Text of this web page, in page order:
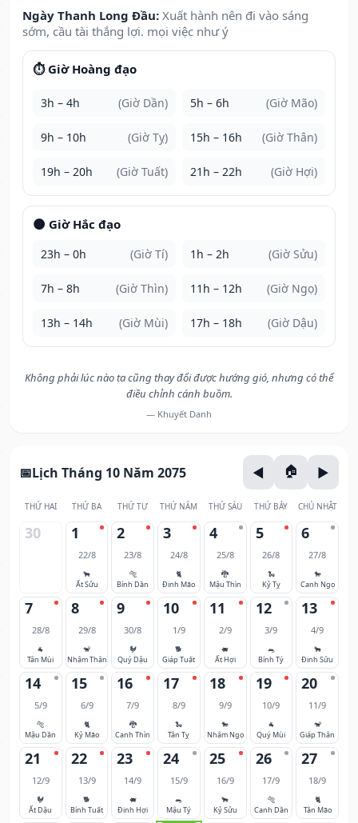
Ngày Thanh Long Đầu: Xuất hành nên đi vào sáng
sớm, cầu tài thắng lợi. mọi việc như ý
⏱️ Giờ Hoàng đạo
3h – 4h (Giờ Dần) 5h – 6h (Giờ Mão)
9h – 10h (Giờ Tỵ) 15h – 16h (Giờ Thân)
19h – 20h (Giờ Tuất) 21h – 22h (Giờ Hợi)
🌑 Giờ Hắc đạo
23h – 0h (Giờ Tí) 1h – 2h (Giờ Sửu)
7h – 8h (Giờ Thìn) 11h – 12h (Giờ Ngọ)
13h – 14h (Giờ Mùi) 17h – 18h (Giờ Dậu)
Không phải lúc nào ta cũng thay đổi được hướng gió, nhưng có thể
điều chỉnh cánh buồm.
— Khuyết Danh
Lịch Tháng 10 Năm 2075
THỨ HAI THỨ BA THỨ TƯ THỨ NĂM THỨ SÁU THỨ BẢY CHỦ NHẬT
30 1
22/8
🐂
Ất Sửu
2
23/8
🐅
Bính Dần
3
24/8
🐈
Đinh Mão
4
25/8
🐉
Mậu Thìn
5
26/8
🐍
Kỷ Tỵ
6
27/8
🐎
Canh Ngọ
7
28/8
🐐
Tân Mùi
8
29/8
🐒
Nhâm Thân
9
30/8
🐓
Quý Dậu
10
1/9
🐕
Giáp Tuất
11
2/9
🐖
Ất Hợi
12
3/9
🐀
Bính Tý
13
4/9
🐂
Đinh Sửu
14
5/9
🐅
Mậu Dần
15
6/9
🐈
Kỷ Mão
16
7/9
🐉
Canh Thìn
17
8/9
🐍
Tân Tỵ
18
9/9
🐎
Nhâm Ngọ
19
10/9
🐐
Quý Mùi
20
11/9
🐒
Giáp Thân
21
12/9
🐓
Ất Dậu
22
13/9
🐕
Bính Tuất
23
14/9
🐖
Đinh Hợi
24
15/9
🐀
Mậu Tý
25
16/9
🐂
Kỷ Sửu
26
17/9
🐅
Canh Dần
27
18/9
🐈
Tân Mão